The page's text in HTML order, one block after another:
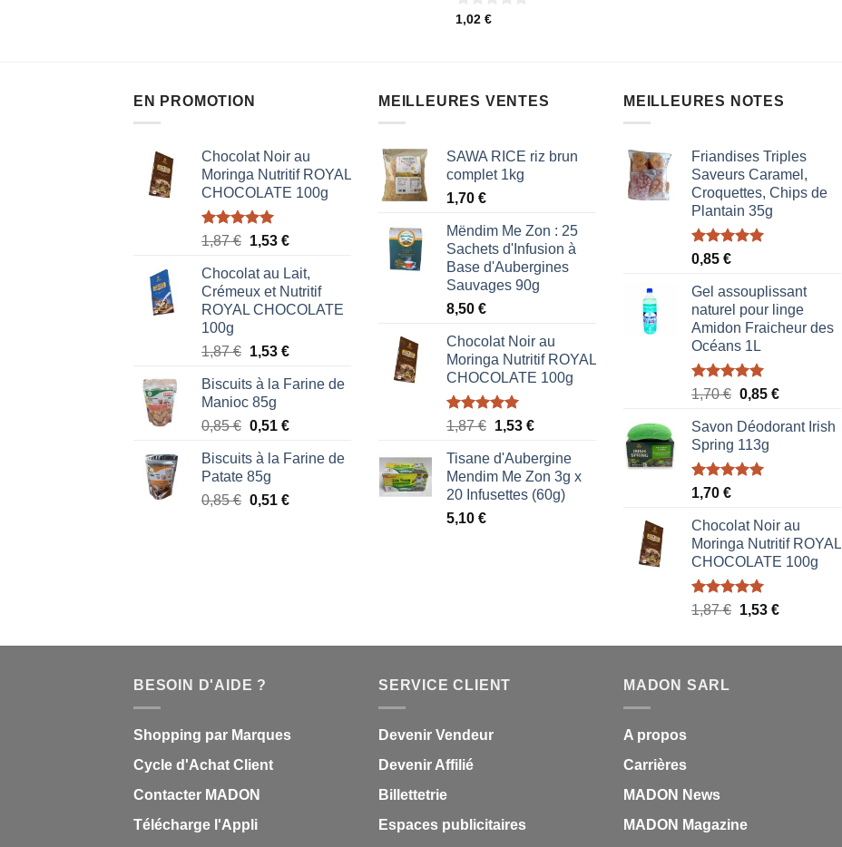
0
1,02 €
EN PROMOTION
Chocolat Noir au
Moringa Nutritif ROYAL
CHOCOLATE 100g
Note5.00
1,87€ Le
initial
était :
1,87 €.
1,53 €Le
actuel
est :
1,53 €.
Chocolat au Lait,
Crémeux et Nutritif
ROYAL CHOCOLATE
100g
1,87€ Le
initial
était :
1,87 €.
1,53 €Le
actuel
1,53 €.
Biscuits à la Farine de
Manioc 85g
0,85€ Le
initial
était :
0,85 €.
0,51 €Le
actuel
0,51 €.
Biscuits à la Farine de
Patate 85g
0,85€ Le
0,51 €Le
MEILLEURES VENTES
SAWA RICE riz brun
complet 1kg
1,70 €
Mëndim Me Zon : 25
Sachets d'Infusion à
Base d'Aubergines
Sauvages 90g
8,50 €
Chocolat Noir au
Moringa Nutritif ROYAL
CHOCOLATE 100g
Note5.00
1,87€ Le
initial
était :
1,87 €.
1,53 €Le
actuel
est :
1,53 €.
Tisane d'Aubergine
Mendim Me Zon 3g x
20 Infusettes (60g)
5,10 €
MEILLEURES NOTES
Friandises Triples
Saveurs Caramel,
Croquettes, Chips de
Plantain 35g
Note5.00
0,85 €
Gel assouplissant
naturel pour linge
Amidon Fraicheur des
Océans 1L
Note5.00
1,70€ Le
initial
était :
1,70 €.
0,85 €Le
actuel
Savon Déodorant Irish
Spring 113g
Note5.00
1,70 €
Chocolat Noir au
Moringa Nutritif ROYAL
CHOCOLATE 100g
Note5.00
1,87€ Le
initial
1,53 €Le
actuel
BESOIN D'AIDE ?
Shopping par Marques
Cycle d'Achat Client
Contacter MADON
Télécharge l'Appli
SERVICE CLIENT
Devenir Vendeur
Devenir Affilié
Billettetrie
Espaces publicitaires
MADON SARL
A propos
Carrières
MADON News
MADON Magazine